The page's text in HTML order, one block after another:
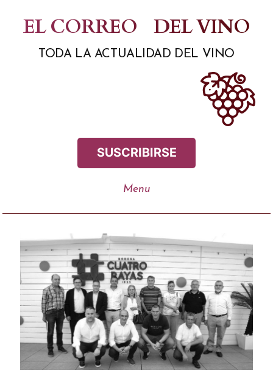
contenido
EL CORREO DEL VINO
TODA LA ACTUALIDAD DEL VINO
SUSCRIBIRSE